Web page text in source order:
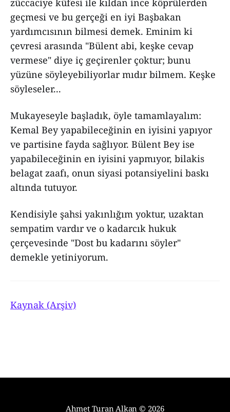
züccaciye küfesi ile kıldan ince köprülerden
geçmesi ve bu gerçeği en iyi Başbakan
yardımcısının bilmesi demek. Eminim ki
çevresi arasında "Bülent abi, keşke cevap
vermese" diye iç geçirenler çoktur; bunu
yüzüne söyleyebiliyorlar mıdır bilmem. Keşke
söyleseler...
Mukayeseyle başladık, öyle tamamlayalım:
Kemal Bey yapabileceğinin en iyisini yapıyor
ve partisine fayda sağlıyor. Bülent Bey ise
yapabileceğinin en iyisini yapmıyor, bilakis
belagat zaafı, onun siyasi potansiyelini baskı
altında tutuyor.
Kendisiyle şahsi yakınlığım yoktur, uzaktan
sempatim vardır ve o kadarcık hukuk
çerçevesinde "Dost bu kadarını söyler"
demekle yetiniyorum.
Kaynak (Arşiv)
Ahmet Turan Alkan © 2026